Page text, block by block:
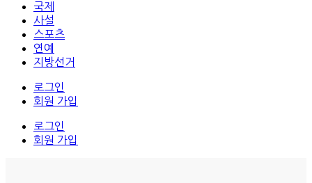
국제
사설
스포츠
연예
지방선거
로그인
회원 가입
로그인
회원 가입